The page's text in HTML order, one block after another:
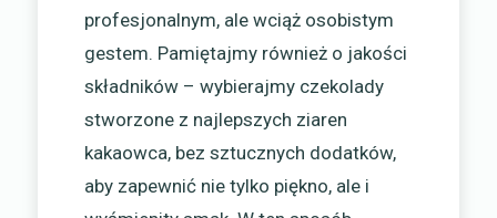
profesjonalnym, ale wciąż osobistym
gestem. Pamiętajmy również o jakości
składników – wybierajmy czekolady
stworzone z najlepszych ziaren
kakaowca, bez sztucznych dodatków,
aby zapewnić nie tylko piękno, ale i